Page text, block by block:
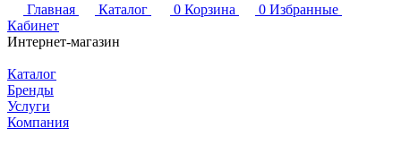
Главная
Каталог 0 Корзина 0 Избранные
Кабинет
Интернет-магазин
Каталог
Бренды
Услуги
Компания